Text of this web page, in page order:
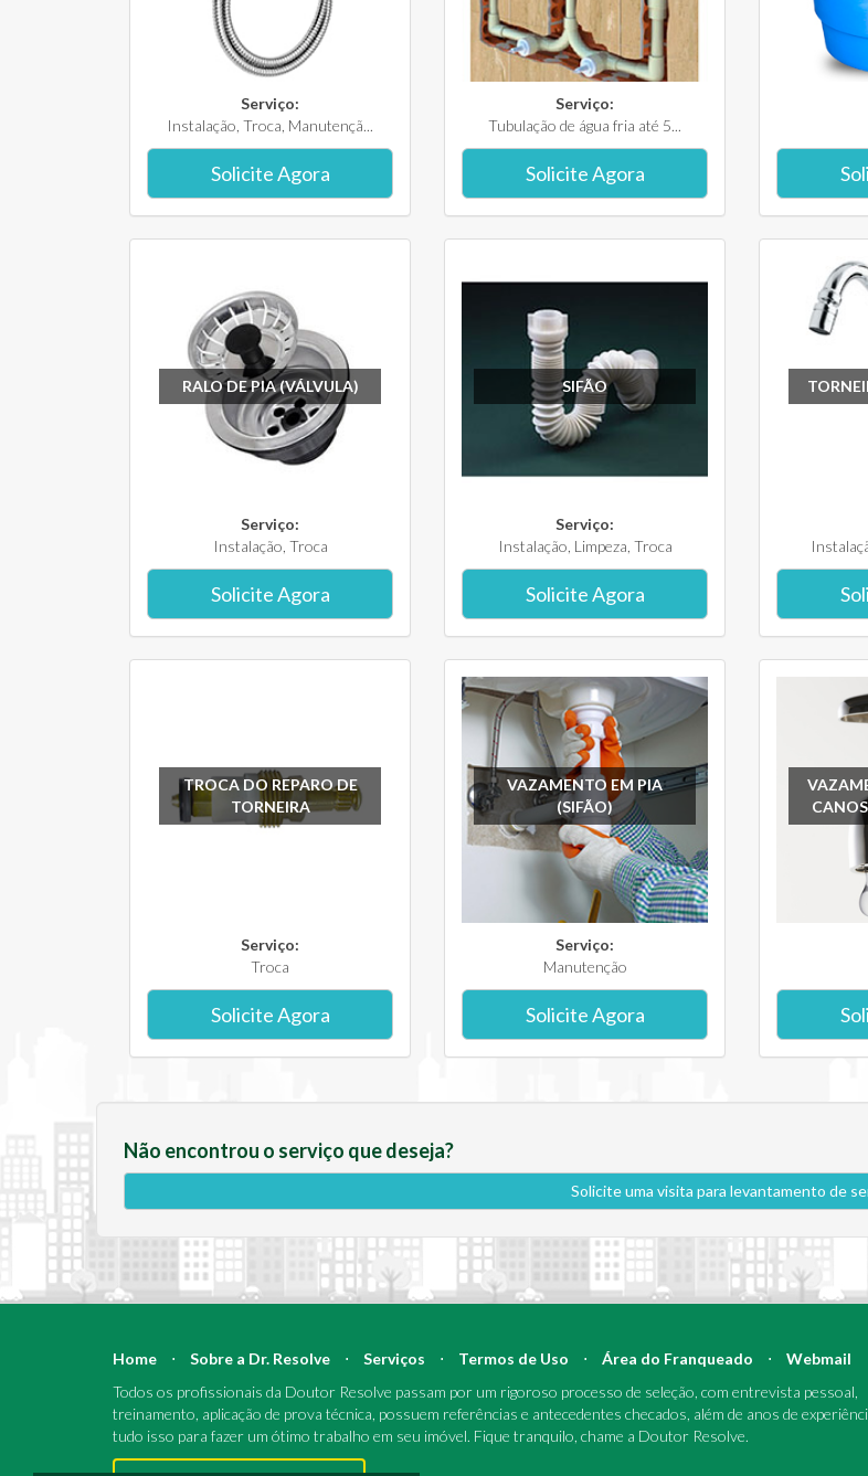
Serviço:
Instalação, Troca, Manutençã...
Solicite Agora
Serviço:
Tubulação de água fria até 5...
Solicite Agora
RALO DE PIA (VÁLVULA)
Serviço:
Instalação, Troca
Solicite Agora
SIFÃO
Serviço:
Instalação, Limpeza, Troca
Solicite Agora
TROCA DO REPARO DE
TORNEIRA
Serviço:
Troca
Solicite Agora
VAZAMENTO EM PIA
(SIFÃO)
Serviço:
Manutenção
Solicite Agora
Não encontrou o serviço que deseja?
Solicite uma visita para levantamento de
Home ⋅ Sobre a Dr. Resolve ⋅ Serviços ⋅ Termos de Uso ⋅ Área do Franqueado ⋅
Webmail
Todos os profissionais da Doutor Resolve passam por um rigoroso processo de seleção, com entrevista pessoal,
treinamento, aplicação de prova técnica, possuem referências e antecedentes checados, além de anos de
tudo isso para fazer um ótimo trabalho em seu imóvel. Fique tranquilo, chame a Doutor Resolve.